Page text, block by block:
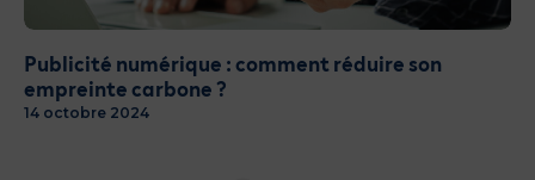
Publicité numérique : comment réduire son
empreinte carbone ?
14 octobre 2024